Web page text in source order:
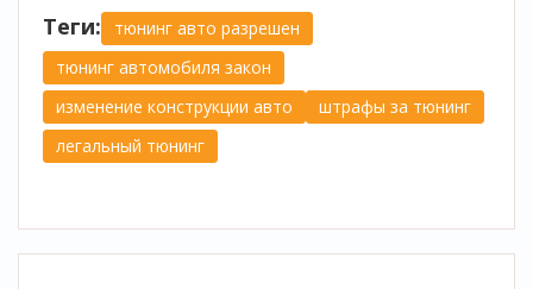
Теги:
тюнинг авто разрешен
тюнинг автомобиля закон
изменение конструкции авто
штрафы за тюнинг
легальный тюнинг